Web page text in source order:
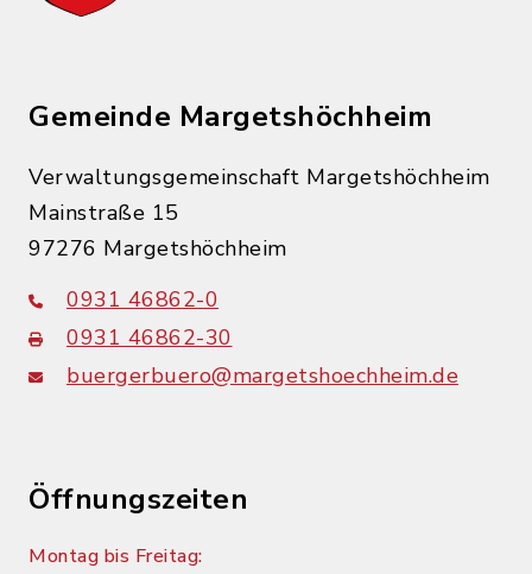
Gemeinde Margetshöchheim
Verwaltungsgemeinschaft Margetshöchheim
Mainstraße 15
97276 Margetshöchheim
0931 46862-0
0931 46862-30
buergerbuero@margetshoechheim.de
Öffnungszeiten
Montag bis Freitag: